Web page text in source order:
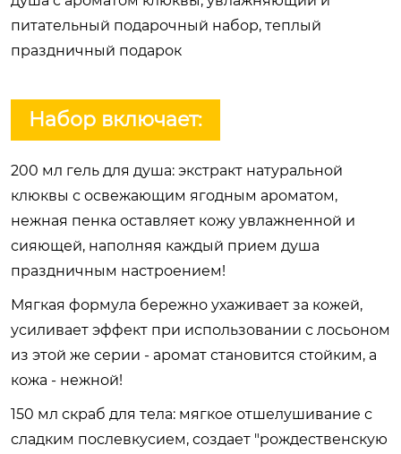
питательный подарочный набор, теплый
праздничный подарок
Набор включает:
200 мл гель для душа: экстракт натуральной
клюквы с освежающим ягодным ароматом,
нежная пенка оставляет кожу увлажненной и
сияющей, наполняя каждый прием душа
праздничным настроением!
Мягкая формула бережно ухаживает за кожей,
усиливает эффект при использовании с лосьоном
из этой же серии - аромат становится стойким, а
кожа - нежной!
150 мл скраб для тела: мягкое отшелушивание с
сладким послевкусием, создает "рождественскую